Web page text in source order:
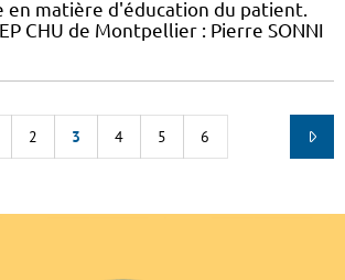
matière d'éducation du patient.
CHU de Montpellier : Pierre SONNI
2 3 4 5 6